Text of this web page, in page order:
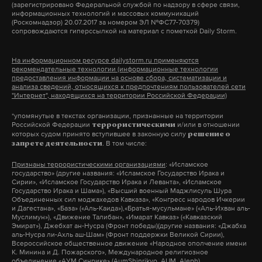
Подпишитесь на Daily Storm вMAX. Он
работает там, где тормозит интернет.
А еще мы есть в
Telegram VK
Макс Telegram
Дзен VK
Путин назвал атаку дронов
на Москву ответом на удар по
объекту ГУР Украины
По словам президента России, Киев
провоцирует Москву на зеркальные
действия
Например, войскам ВДВ покровительствует
пророк Илья, РВСН (ракетным войскам
стратегического назначения) — великомученица
командование может обратиться с
соответствующей инициативой».
Фото: Global Look Press / Bernd Weißbrod
получается, что их действительно выдавливают.
Поэтому в этом смысле я не поддерживаю».
«Все, что может способствовать тому, чтобы эти
люди остались и чтобы они все равно продолжали
работать и служить родине в других каких-то
моему», — добавила Меркачева.
Законопроект законодательного собрания
Калужской областиопубликовалина сайте
Госдумы 29 мая. Парламентарии предлагают
штрафовать работодателей за трудоустройство
военнообязанных и призывников, не
предоставивших документы воинского учета.
(зарегистрировано Федеральной службой по надзору в сфере связи,
информационных технологий и массовых коммуникаций
(Роскомнадзор) 20.07.2017 за номером ЭЛ №ФС77-70379)
сопровождаются гиперссылкой на материал с пометкой Daily Storm.
На информационном ресурсе dailystorm.ru применяются
рекомендательные технологии (информационные технологии
предоставления информации на основе сбора, систематизации и
анализа сведений, относящихся к предпочтениям пользователей сети
"Интернет", находящихся на территории Российской Федерации)
*упомянутые в текстах организации, признанные на территории
Российской Федерации террористическими и/или в отношении
которых судом принято вступившее в законную силу решение о
запрете деятельности. В том числе:
Признаны террористическими организациями: «Исламское
государство» (другие названия: «Исламское Государство Ирака и
Сирии», «Исламское Государство Ирака и Леванта», «Исламское
Государство Ирака и Шама»), «Высший военный Маджлисуль Шура
Объединенных сил моджахедов Кавказа», «Конгресс народов Ичкерии
и Дагестана», «База» («Аль-Каида»),«Братья-мусульмане» («Аль-Ихван аль-
Муслимун»), «Движение Талибан», «Имарат Кавказ» («Кавказский
Эмират»), Джебхат ан-Нусра (Фронт победы)(другие названия: «Джабха
аль-Нусра ли-Ахль аш-Шам» (Фронт поддержки Великой Сирии),
Всероссийское общественное движение «Народное ополчение имени
К. Минина и Д. Пожарского», Международное религиозное